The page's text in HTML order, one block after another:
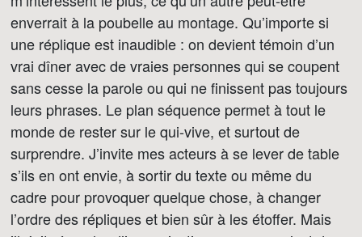
enverrait à la poubelle au montage. Qu’importe si
une réplique est inaudible : on devient témoin d’un
vrai dîner avec de vraies personnes qui se coupent
sans cesse la parole ou qui ne finissent pas toujours
leurs phrases. Le plan séquence permet à tout le
monde de rester sur le qui-vive, et surtout de
surprendre. J’invite mes acteurs à se lever de table
s’ils en ont envie, à sortir du texte ou même du
cadre pour provoquer quelque chose, à changer
l’ordre des répliques et bien sûr à les étoffer. Mais